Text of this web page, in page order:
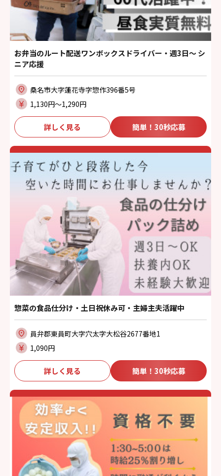
お弁当のルート配送ワンボックスドライバー・週3日～ シ
ニア応援
桑名市大字蓮花寺字惣作396番5号
1,130円〜1,290円
詳しく見る 簡単！30秒応募
惣菜の食品仕分け・土日祝休み可・主婦主夫活躍中
員弁郡東員町大字穴太字大松谷2677番地1
1,090円
詳しく見る 簡単！30秒応募